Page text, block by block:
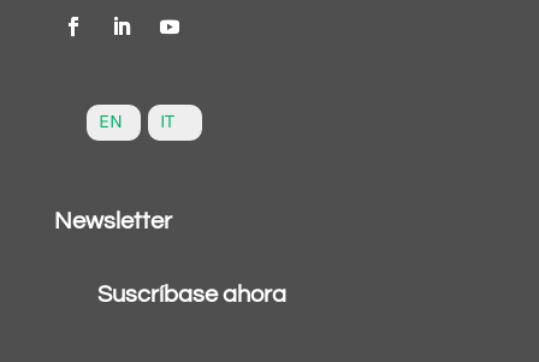
EN IT
Newsletter
Suscríbase ahora